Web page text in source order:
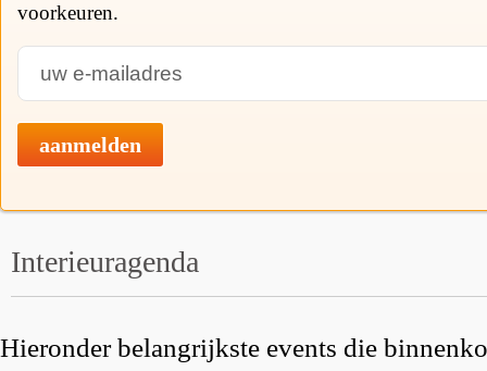
voorkeuren.
aanmelden
Interieuragenda
Hieronder belangrijkste events die